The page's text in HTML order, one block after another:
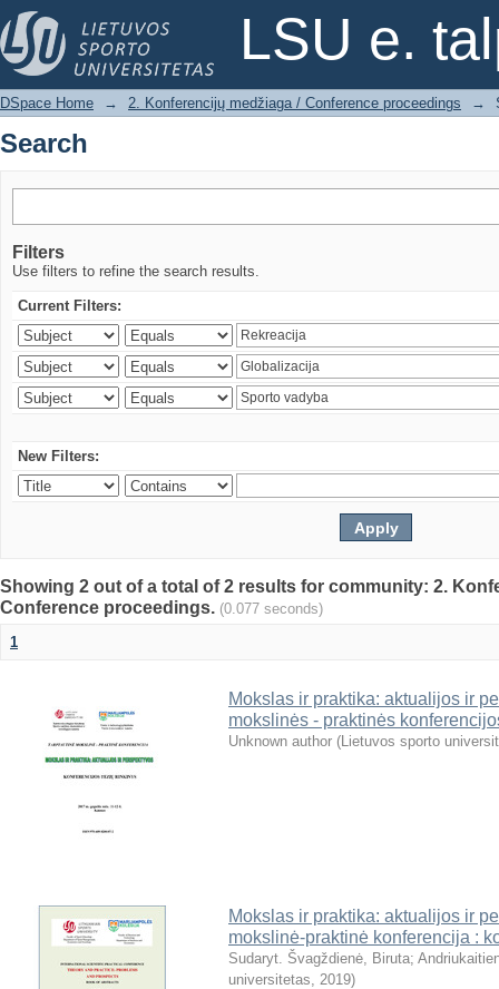
LSU e.
Search
DSpace Home → 2. Konferencijų medžiaga / Conference proceedings →
Search
Filters
Use filters to refine the search results.
Current Filters:
New Filters:
Showing 2 out of a total of 2 results for community: 2.
Conference proceedings. (0.077 seconds)
1
Mokslas ir praktika: aktualijos ir
mokslinės - praktinės
Unknown author (Lietuvos sporto
Mokslas ir praktika: aktualijos ir
mokslinė-praktinė konferencija :
Sudaryt. Švagždienė, Biruta;
universitetas, 2019)